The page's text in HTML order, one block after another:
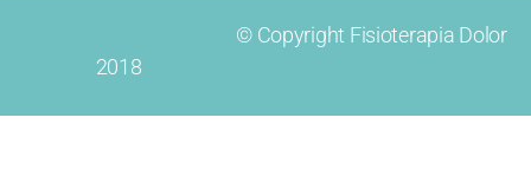
© Copyright Fisioterapia Dolor
2018